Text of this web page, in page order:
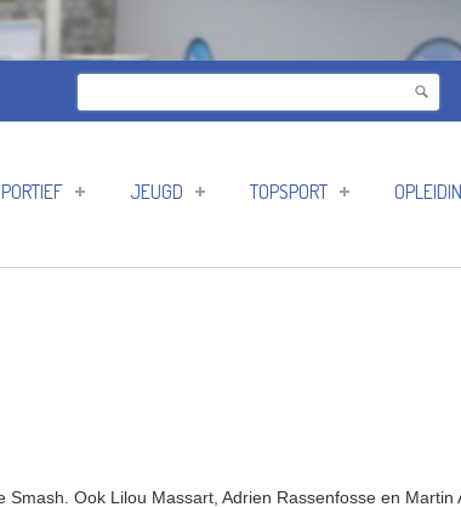
Zoekveld
JEUGD TOPSPORT
Ook Lilou Massart, Adrien Rassenfosse en Martin